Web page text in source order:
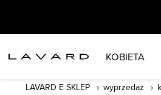
KOBIETA
LAVARD E SKLEP wyprzedaż